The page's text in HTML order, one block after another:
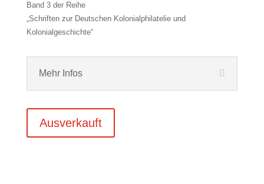
Band 3 der Reihe
„Schriften zur Deutschen Kolonialphilatelie und
Kolonialgeschichte“
Mehr Infos
Ausverkauft